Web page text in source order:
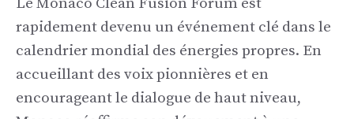
rapidement devenu un événement clé dans le
calendrier mondial des énergies propres. En
accueillant des voix pionnières et en
encourageant le dialogue de haut niveau,